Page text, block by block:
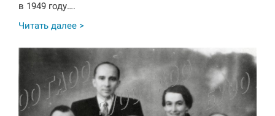
в 1949 году….
Читать далее >